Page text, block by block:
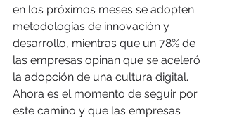
en los próximos meses se adopten
metodologías de innovación y
desarrollo, mientras que un 78% de
las empresas opinan que se aceleró
la adopción de una cultura digital.
Ahora es el momento de seguir por
este camino y que las empresas